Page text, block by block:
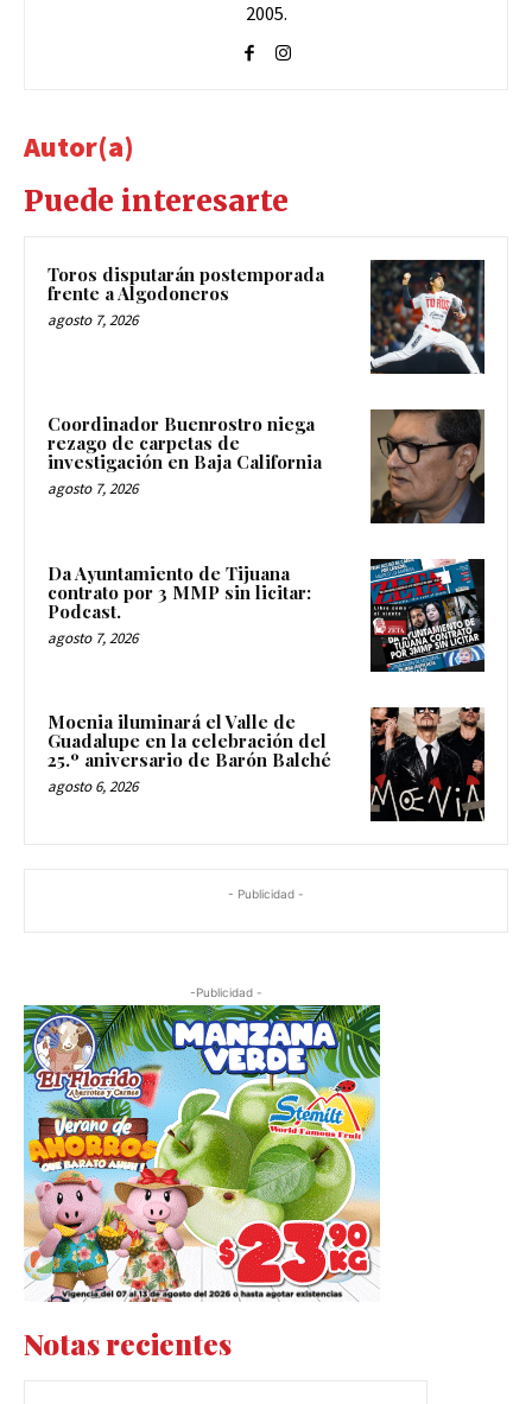
2005.
Autor(a)
Puede interesarte
Toros disputarán postemporada
frente a Algodoneros
agosto 7, 2026
Coordinador Buenrostro niega
rezago de carpetas de
investigación en Baja California
agosto 7, 2026
Da Ayuntamiento de Tijuana
contrato por 3 MMP sin licitar:
Podcast.
agosto 7, 2026
Moenia iluminará el Valle de
Guadalupe en la celebración del
25.º aniversario de Barón Balché
agosto 6, 2026
- Publicidad -
-Publicidad -
Notas recientes